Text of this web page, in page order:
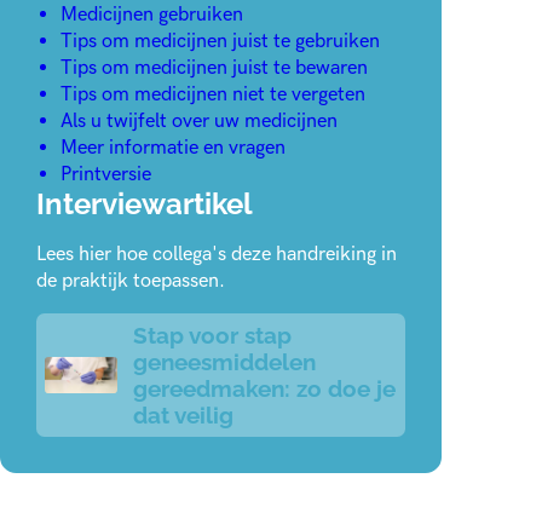
Medicijnen gebruiken
Tips om medicijnen juist te gebruiken
Tips om medicijnen juist te bewaren
Tips om medicijnen niet te vergeten
Als u twijfelt over uw medicijnen
Meer informatie en vragen
Printversie
Interviewartikel
Lees hier hoe collega's deze handreiking in
de praktijk toepassen.
Stap voor stap
geneesmiddelen
gereedmaken: zo doe je
dat veilig